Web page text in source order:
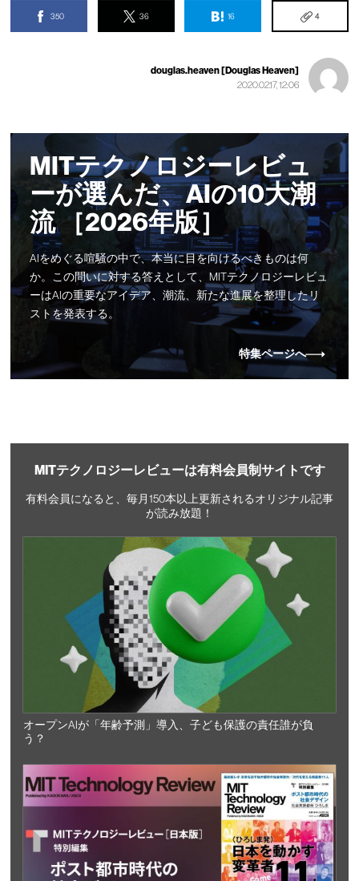
350 36 16 4
douglas.heaven [Douglas Heaven]
2020.02.17, 12:06
MITテクノロジーレビュ
ーが選んだ、AIの10大潮
流 ［2026年版］
AIをめぐる喧騒の中で、本当に目を向けるべきものは何
か。この問いに対する答えとして、MITテクノロジーレビュ
ーはAIの重要なアイデア、潮流、新たな進展を整理したリ
ストを発表する。
特集ページへ
MITテクノロジーレビューは有料会員制サイトです
有料会員になると、毎月150本以上更新されるオリジナル記事
が読み放題！
オープンAIが「年齢予測」導入、子ども保護の責任誰が負
う？